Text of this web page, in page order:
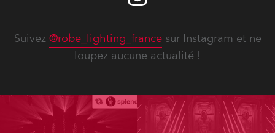
Suivez @robe_lighting_francesur Instagram et ne
loupez aucune actualité !